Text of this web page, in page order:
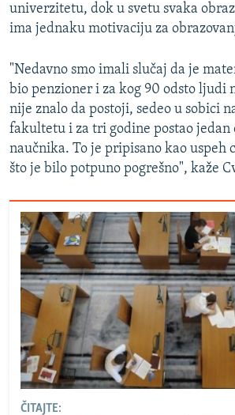
univerzitetu, dok u svetu svaka
ima jednaku motivaciju za
"Nedavno smo imali slučaj da je
bio penzioner i za kog 90 odsto ljudi
nije znalo da postoji, sedeo u sobici
fakultetu i za tri godine postao
naučnika. To je pripisano kao uspeh
što je bilo potpuno pogrešno", kaže
ČITAJTE: